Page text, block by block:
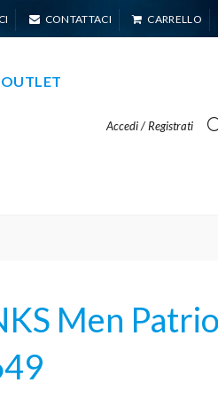
CONTATTACI CARRELLO
OUTLET
Accedi / Registrati
Men